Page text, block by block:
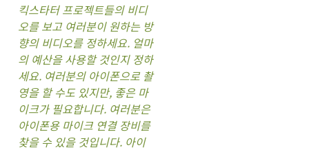
킥스타터 프로젝트들의 비디
오를 보고 여러분이 원하는 방
향의 비디오를 정하세요. 얼마
의 예산을 사용할 것인지 정하
세요. 여러분의 아이폰으로 촬
영을 할 수도 있지만, 좋은 마
이크가 필요합니다. 여러분은
아이폰용 마이크 연결 장비를
찾을 수 있을 것입니다. 아이